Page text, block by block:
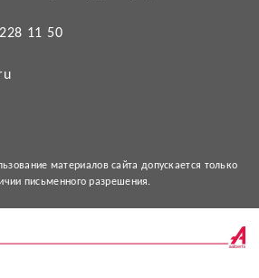
11 50
материалов сайта допускается только
письменного разрешения.